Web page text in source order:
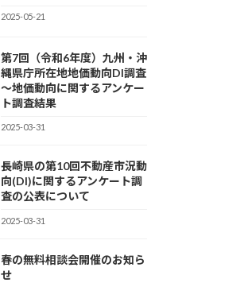
2025-05-21
第7回（令和6年度）九州・沖
縄県庁所在地地価動向DI調査
～地価動向に関するアンケー
ト調査結果
2025-03-31
長崎県の第10回不動産市況動
向(DI)に関するアンケート調
査の公表について
2025-03-31
春の無料相談会開催のお知ら
せ